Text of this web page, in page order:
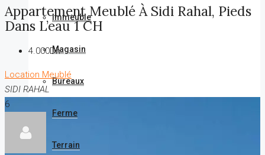
Immeuble
Magasin
Bureaux
Ferme
Terrain
Appartement Meublé À Sidi Rahal, Pieds
Dans L’eau 1 CH
4.000Dh
Location Meublé
SIDI RAHAL
6